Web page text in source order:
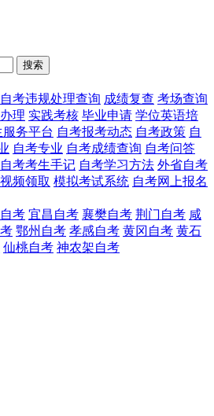
搜索
自考违规处理查询 成绩复查 考场查询
理 实践考核 毕业申请 学位英语培
服务平台 自考报考动态 自考政策 自
自考专业 自考成绩查询 自考问答
自考考生手记 自考学习方法 外省自考
频领取 模拟考试系统 自考网上报名
考 宜昌自考 襄樊自考 荆门自考 咸
鄂州自考 孝感自考 黄冈自考 黄石
仙桃自考 神农架自考